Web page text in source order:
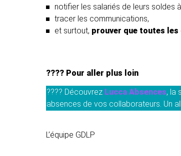
notifier les salariés de leurs soldes
tracer les communications,
et surtout, prouver que toutes
???? Pour aller plus loin
???? Découvrez Lucca Absences, la
absences de vos collaborateurs. Un
L’équipe GDLP